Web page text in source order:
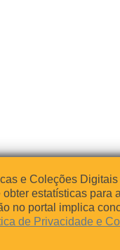
e Coleções
obter estatísticas para
no portal implica
de Privacidade e